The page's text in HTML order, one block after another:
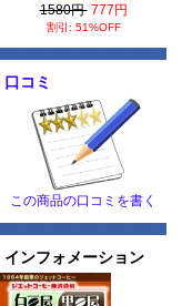
1580円 777円
割引: 51%OFF
口コミ
この商品の口コミを書く
インフォメーション